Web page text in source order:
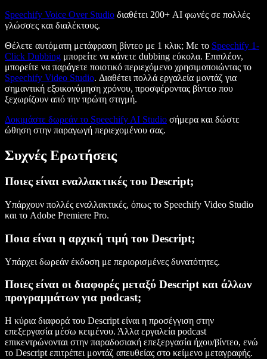
Speechify Voice Over Studio διαθέτει 200+ AI φωνές σε πολλές
γλώσσες και διαλέκτους.
Θέλετε αυτόματη μετάφραση βίντεο με 1 κλικ; Με το Speechify 1-
Click Dubbing μπορείτε να κάνετε dubbing εύκολα. Επιπλέον,
μπορείτε να παράγετε ποιοτικό περιεχόμενο χρησιμοποιώντας το
Speechify Video Studio. Διαθέτει πολλά εργαλεία μοντάζ για
σημαντική εξοικονόμηση χρόνου, προσφέροντας βίντεο που
ξεχωρίζουν από την πρώτη στιγμή.
Δοκιμάστε δωρεάν το Speechify AI Studio σήμερα και δώστε
ώθηση στην παραγωγή περιεχομένου σας.
Συχνές Ερωτήσεις
Ποιες είναι εναλλακτικές του Descript;
Υπάρχουν πολλές εναλλακτικές, όπως το Speechify Video Studio
και το Adobe Premiere Pro.
Ποια είναι η αρχική τιμή του Descript;
Υπάρχει δωρεάν έκδοση με περιορισμένες δυνατότητες.
Ποιες είναι οι διαφορές μεταξύ Descript και άλλων
προγραμμάτων για podcast;
Η κύρια διαφορά του Descript είναι η προσέγγιση στην
επεξεργασία μέσω κειμένου. Άλλα εργαλεία podcast
επικεντρώνονται στην παραδοσιακή επεξεργασία ήχου/βίντεο, ενώ
το Descript επιτρέπει μοντάζ απευθείας στο κείμενο μεταγραφής.